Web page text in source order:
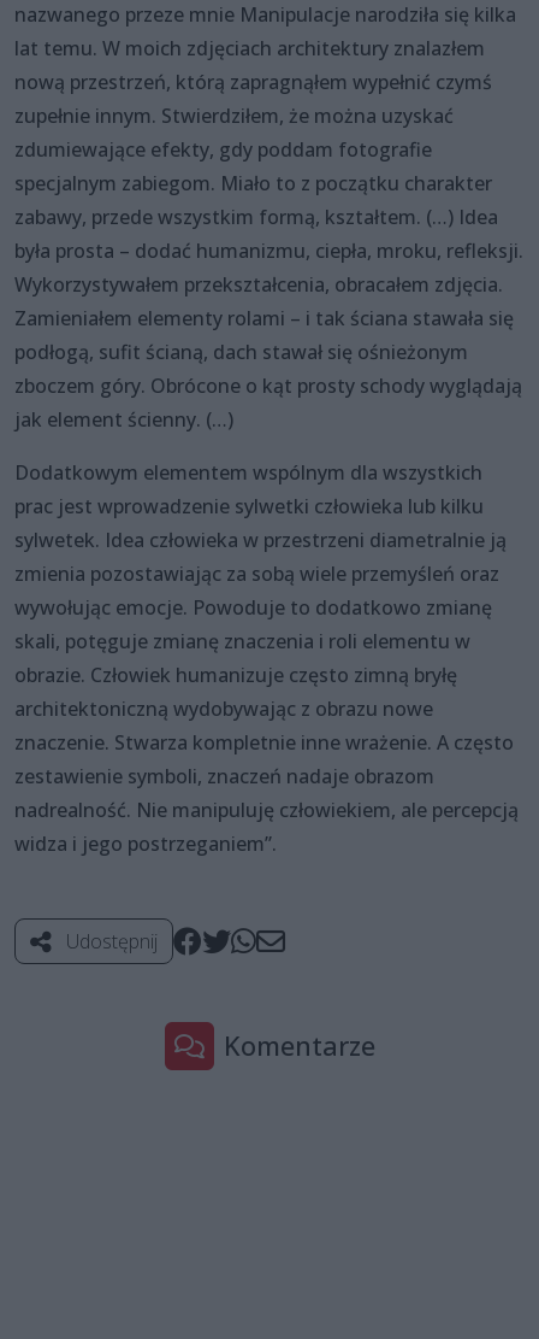
nazwanego przeze mnie Manipulacje narodziła się kilka
lat temu. W moich zdjęciach architektury znalazłem
nową przestrzeń, którą zapragnąłem wypełnić czymś
zupełnie innym. Stwierdziłem, że można uzyskać
zdumiewające efekty, gdy poddam fotografie
specjalnym zabiegom. Miało to z początku charakter
zabawy, przede wszystkim formą, kształtem. (…) Idea
była prosta – dodać humanizmu, ciepła, mroku, refleksji.
Wykorzystywałem przekształcenia, obracałem zdjęcia.
Zamieniałem elementy rolami – i tak ściana stawała się
podłogą, sufit ścianą, dach stawał się ośnieżonym
zboczem góry. Obrócone o kąt prosty schody wyglądają
jak element ścienny. (…)
Dodatkowym elementem wspólnym dla wszystkich
prac jest wprowadzenie sylwetki człowieka lub kilku
sylwetek. Idea człowieka w przestrzeni diametralnie ją
zmienia pozostawiając za sobą wiele przemyśleń oraz
wywołując emocje. Powoduje to dodatkowo zmianę
skali, potęguje zmianę znaczenia i roli elementu w
obrazie. Człowiek humanizuje często zimną bryłę
architektoniczną wydobywając z obrazu nowe
znaczenie. Stwarza kompletnie inne wrażenie. A często
zestawienie symboli, znaczeń nadaje obrazom
nadrealność. Nie manipuluję człowiekiem, ale percepcją
widza i jego postrzeganiem”.
Udostępnij
Komentarze